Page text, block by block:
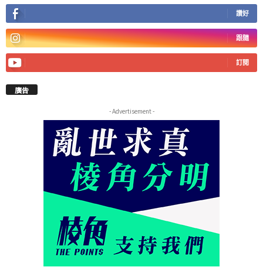
讚好
跟隨
訂閱
廣告
- Advertisement -